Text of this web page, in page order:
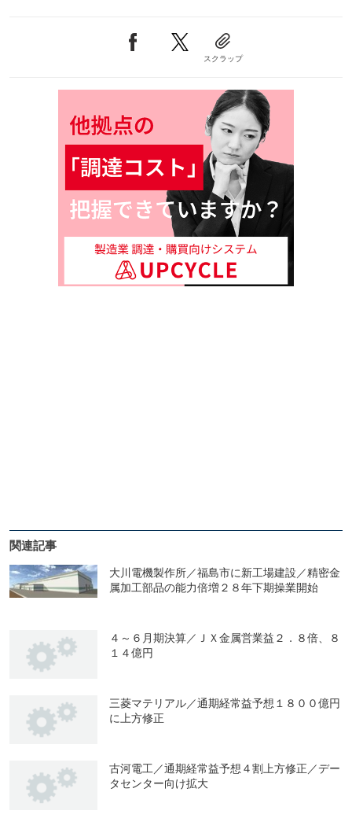
スクラップ
関連記事
大川電機製作所／福島市に新工場建設／精密金
属加工部品の能力倍増２８年下期操業開始
４～６月期決算／ＪＸ金属営業益２．８倍、８
１４億円
三菱マテリアル／通期経常益予想１８００億円
に上方修正
古河電工／通期経常益予想４割上方修正／デー
タセンター向け拡大